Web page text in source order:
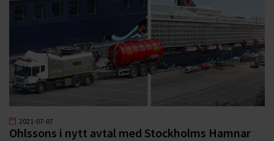
2021-07-07
Ohlssons i nytt avtal med Stockholms Hamnar